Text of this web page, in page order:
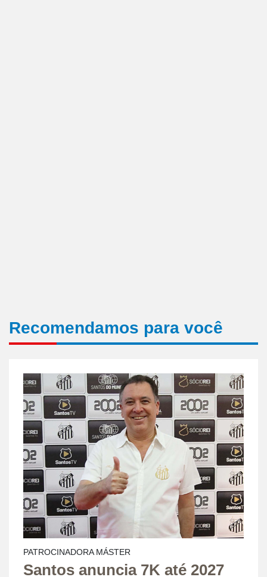
Recomendamos para você
PATROCINADORA MÁSTER
Santos anuncia 7K até 2027